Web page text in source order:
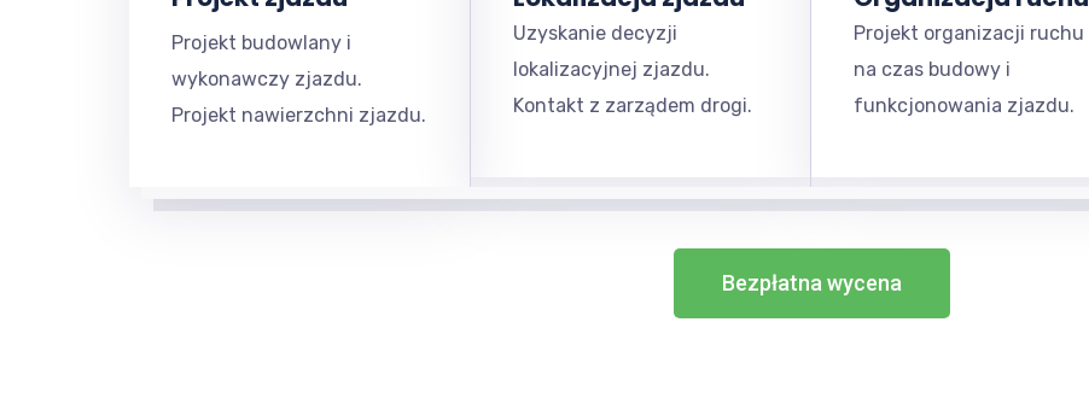
Projekt budowlany i
wykonawczy zjazdu.
Projekt nawierzchni zjazdu.
Uzyskanie decyzji
lokalizacyjnej zjazdu.
Kontakt z zarządem drogi.
Projekt organizacji ruchu
na czas budowy i
funkcjonowania zjazdu.
Bezpłatna wycena